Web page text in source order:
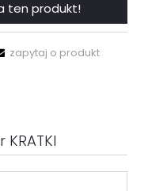
ten produkt!
zapytaj o produkt